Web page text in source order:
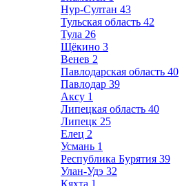
Нур-Султан 43
Тульская область 42
Тула 26
Щёкино 3
Венев 2
Павлодарская область 40
Павлодар 39
Аксу 1
Липецкая область 40
Липецк 25
Елец 2
Усмань 1
Республика Бурятия 39
Улан-Удэ 32
Кяхта 1